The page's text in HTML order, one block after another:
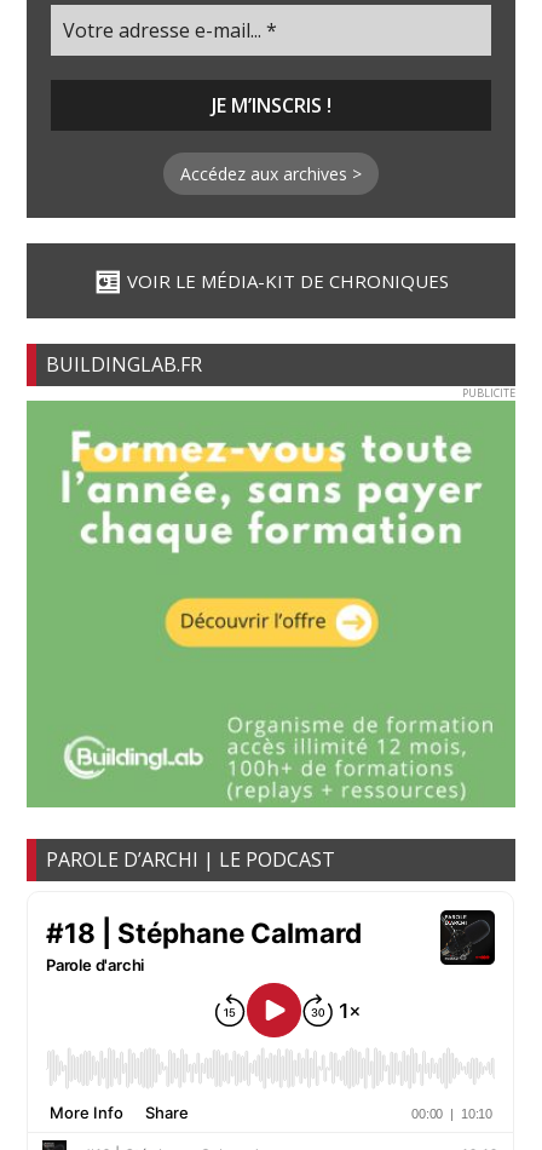
Accédez aux archives >
VOIR LE MÉDIA-KIT DE CHRONIQUES
BUILDINGLAB.FR
PUBLICITE
PAROLE D’ARCHI | LE PODCAST